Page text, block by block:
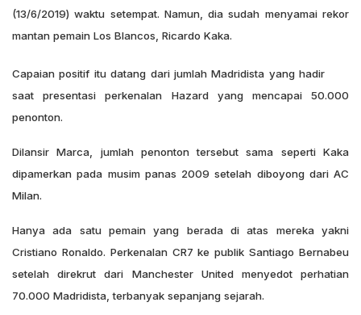
(13/6/2019) waktu setempat. Namun, dia sudah menyamai rekor
mantan pemain Los Blancos, Ricardo Kaka.
Capaian positif itu datang dari jumlah Madridista yang hadir
saat presentasi perkenalan Hazard yang mencapai 50.000
penonton.
Dilansir Marca, jumlah penonton tersebut sama seperti Kaka
dipamerkan pada musim panas 2009 setelah diboyong dari AC
Milan.
Hanya ada satu pemain yang berada di atas mereka yakni
Cristiano Ronaldo. Perkenalan CR7 ke publik Santiago Bernabeu
setelah direkrut dari Manchester United menyedot perhatian
70.000 Madridista, terbanyak sepanjang sejarah.